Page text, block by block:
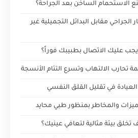
الاستحمام الساخن بعد الجراحة؟
الجراحي مقابل البدائل التجميلية غير
يجب عليك الاتصال بطبيبك فوراً؟
تحارب الالتهاب وتسرع التئام الأنسجة
في تقليل القلق النفسي
والمخاطر بمنظور طبي محايد
تخلق بيئة مثالية لتعافي عينيك؟